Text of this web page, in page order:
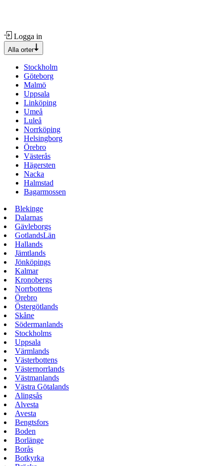
Logga in
Alla orter
Stockholm
Göteborg
Malmö
Uppsala
Linköping
Umeå
Luleå
Norrköping
Helsingborg
Örebro
Västerås
Hägersten
Nacka
Halmstad
Bagarmossen
Blekinge
Dalarnas
Gävleborgs
GotlandsLän
Hallands
Jämtlands
Jönköpings
Kalmar
Kronobergs
Norrbottens
Örebro
Östergötlands
Skåne
Södermanlands
Stockholms
Uppsala
Värmlands
Västerbottens
Västernorrlands
Västmanlands
Västra Götalands
Alingsås
Alvesta
Avesta
Bengtsfors
Boden
Borlänge
Borås
Botkyrka